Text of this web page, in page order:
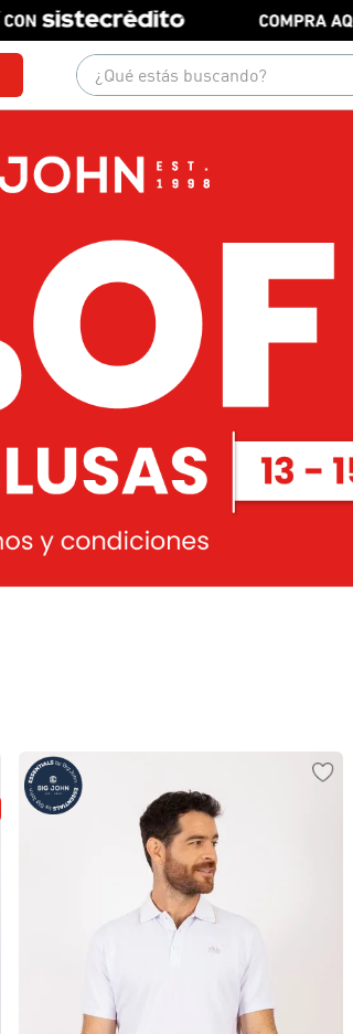
¿Qué estás buscando?
1.gorras
3.pantalones
jeans
camisas
chaquetas
.short
9.blusas